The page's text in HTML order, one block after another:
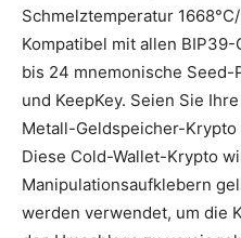
Schmelztemperatur
Kompatibel mit allen
bis 24 mnemonische Seed-
und KeepKey. Seien Sie
Metall-Geldspeicher-
Diese Cold-Wallet-Krypto
Manipulationsaufklebern
werden verwendet, um die